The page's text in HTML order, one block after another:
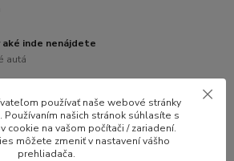
aké inde nenájdete
autá
za super ceny
auto
používať naše webové stránky
Používaním našich stránok súhlasíte s
cookie na vašom počítači / zariadení.
môžete zmeniť v nastavení vášho
prehliadača.